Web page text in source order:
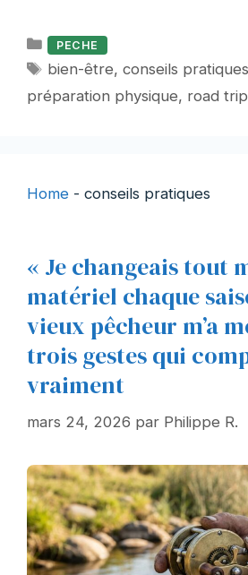
Catégories
PECHE
Étiquettes
bien-être,conseils pratiques
préparation physique, road trip
Home - conseils pratiques
« Je changeais tout
matériel chaque
vieux pêcheur m’a
trois gestes qui
vraiment
mars 24, 2026 par Philippe R.